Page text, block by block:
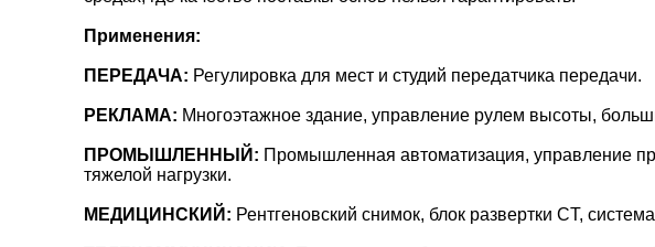
Применения:
ПЕРЕДАЧА: Регулировка для мест и студий передатчика передачи.
РЕКЛАМА: Многоэтажное здание, управление рулем высоты,
ПРОМЫШЛЕННЫЙ: Промышленная автоматизация, управление
тяжелой нагрузки.
МЕДИЦИНСКИЙ: Рентгеновский снимок, блок развертки CT,